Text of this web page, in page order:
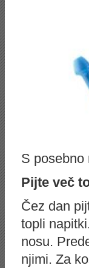
S posebno
Pijte več
Čez dan
topli
nosu.
njimi. Za